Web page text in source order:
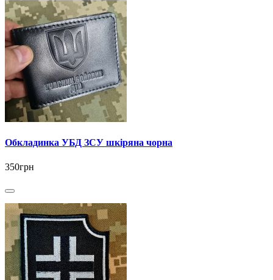
Обкладинка УБД ЗСУ шкіряна чорна
350грн